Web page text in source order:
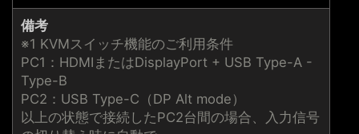
備考
※1 KVMスイッチ機能のご利用条件
PC1：HDMIまたはDisplayPort + USB Type-A -
Type-B
PC2：USB Type-C（DP Alt mode）
以上の状態で接続したPC2台間の場合、入力信号